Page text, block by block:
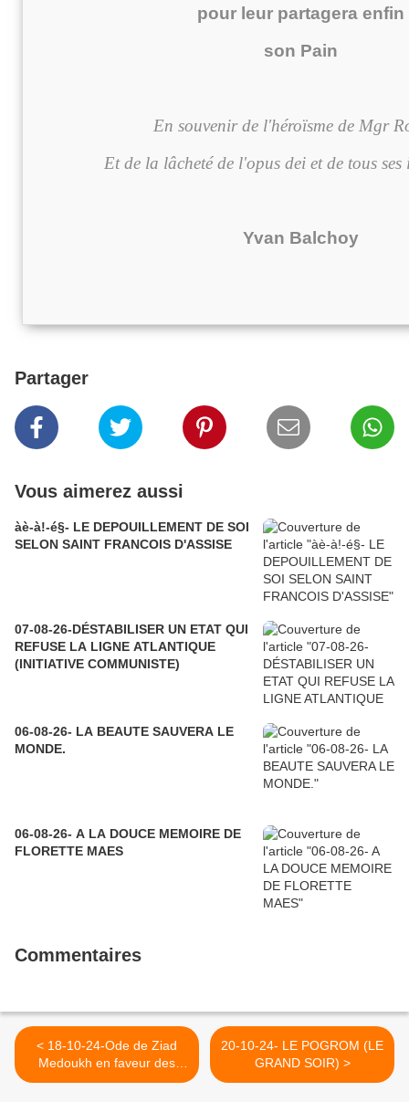
pour leur partagera enfin
son Pain
En souvenir de l'héroïsme de Mgr
Et de la lâcheté de l'opus dei et de tous
Yvan Balchoy
Partager
Vous aimerez aussi
àè-à!-é§- LE DEPOUILLEMENT DE SOI
SELON SAINT FRANCOIS D'ASSISE
07-08-26-DÉSTABILISER UN ETAT QUI
REFUSE LA LIGNE ATLANTIQUE
(INITIATIVE COMMUNISTE)
06-08-26- LA BEAUTE SAUVERA LE
MONDE.
06-08-26- A LA DOUCE MEMOIRE DE
FLORETTE MAES
Commentaires
< 18-10-24-Ode de Ziad
Medoukh en faveur des
prisonniers-otages
20-10-24- LE POGROM (LE
GRAND SOIR) >